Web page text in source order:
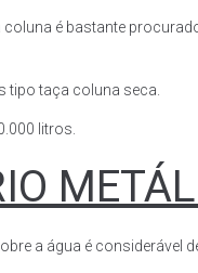
é bastante
tipo taça coluna seca.
litros.
a água é considerável